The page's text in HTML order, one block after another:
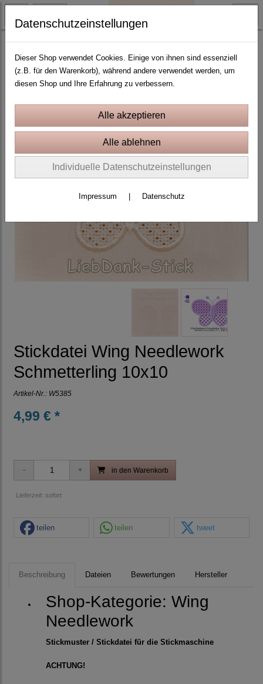
Wing Needlework
Stickdatei Wing Needlework
Schmetterling 10x10
Artikel-Nr.: W5385
4,99 € *
in den Warenkorb
Lieferzeit: sofort
teilen teilen tweet
Beschreibung Dateien Bewertungen Hersteller
Shop-Kategorie: Wing
Needlework
Stickmuster / Stickdatei für die Stickmaschine
ACHTUNG!
Datenschutzeinstellungen
Dieser Shop verwendet Cookies. Einige von ihnen sind essenziell
(z.B. für den Warenkorb), während andere verwendet werden, um
diesen Shop und Ihre Erfahrung zu verbessern.
Individuelle Datenschutzeinstellungen
Impressum Datenschutz